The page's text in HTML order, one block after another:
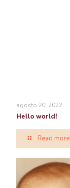
agosto 20, 2022
Hello world!
Read more